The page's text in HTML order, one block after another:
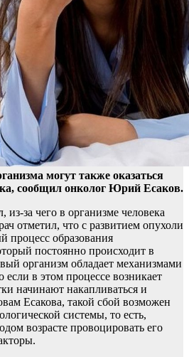
могут также оказаться
сообщил онколог Юрий Есаков.
из-за чего в организме человека
отметил, что с развитием опухоли
процесс образования
постоянно происходит в
организм обладает механизмами
если в этом процессе возникает
начинают накапливаться и
Есакова, такой сбой возможен
системы, то есть,
возрасте провоцировать его